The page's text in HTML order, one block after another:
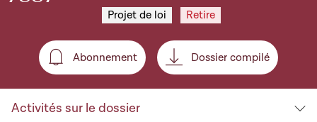
Projet de loi Retire
Abonnement
Abonnement Dossier compilé
Activités sur le dossier